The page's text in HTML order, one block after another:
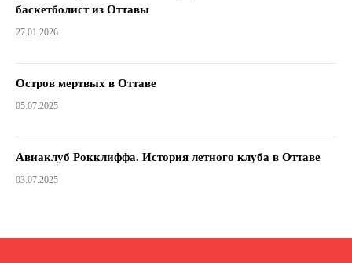
баскетболист из Оттавы
27.01.2026
Остров мертвых в Оттаве
05.07.2025
Авиаклуб Рокклиффа. История летного клуба в Оттаве
03.07.2025